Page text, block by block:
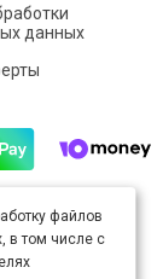
данных
Creative
4.0
файлов
в том числе с